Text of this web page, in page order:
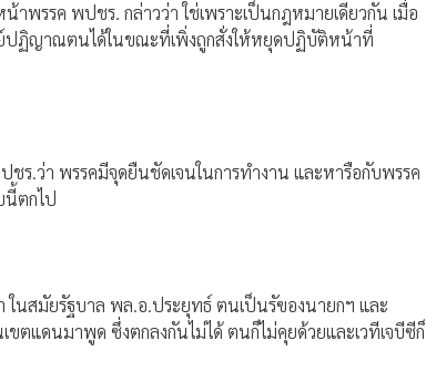
พรรค พปชร. กล่าวว่า ใช่เพราะเป็นกฎหมายเดียวกัน เมื่อ
ปฏิญาณตนได้ในขณะที่เพิ่งถูกสั่งให้หยุดปฏิบัติหน้าที่
.ว่า พรรคมีจุดยืนชัดเจนในการทำงาน และหารือกับพรรค
นี้ตกไป
สมัยรัฐบาล พล.อ.ประยุทธ์ ตนเป็นรัฃองนายกฯ และ
ตแดนมาพูด ซึ่งตกลงกันไม่ได้ ตนก็ไม่คุยด้วยและเวทีเจบีซีก็